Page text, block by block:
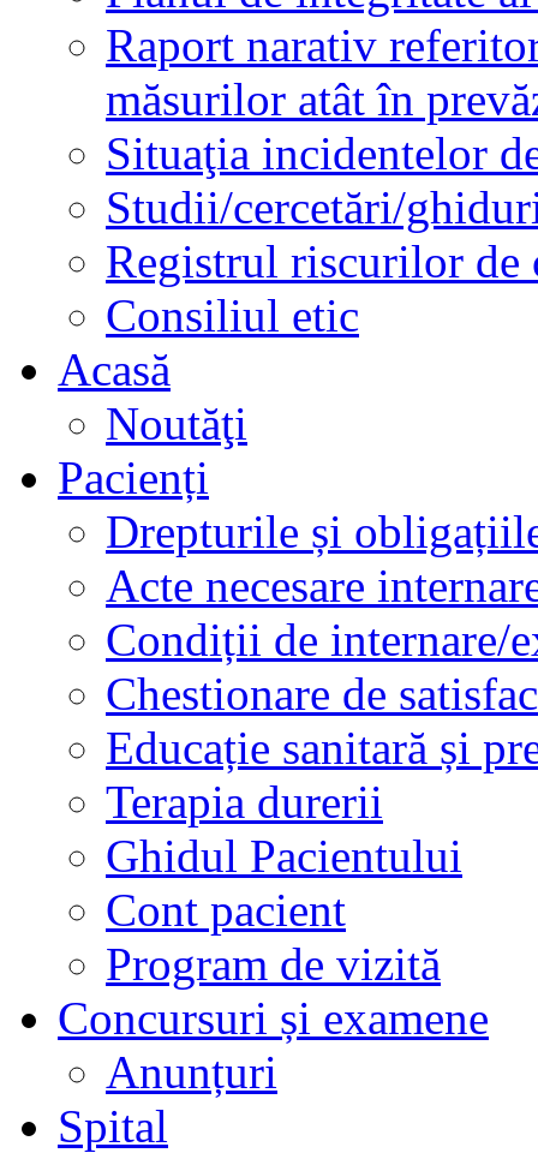
Raport narativ
măsurilor atât în
Situaţia incidentelor
Studii/cercetări/
Registrul riscurilor de
Consiliul etic
Acasă
Noutăţi
Pacienți
Drepturile și
Acte necesare
Condiții de internare/
Chestionare de
Educație sanitară și
Terapia durerii
Ghidul Pacientului
Cont pacient
Program de vizită
Concursuri și examene
Anunțuri
Spital